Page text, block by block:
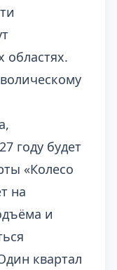
областях.
году будет
«Колесо
на
и
квартал